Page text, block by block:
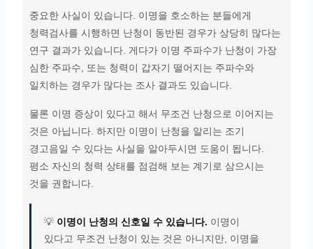
중요한 사실이 있습니다. 이명을 호소하는 분들에게
청력검사를 시행하면 난청이 동반된 경우가 상당히 많다는
연구 결과가 있습니다. 게다가 이명 주파수가 난청이 가장
심한 주파수, 또는 청력이 갑자기 떨어지는 주파수와
일치하는 경우가 많다는 조사 결과도 있습니다.
물론 이명 증상이 있다고 해서 무조건 난청으로 이어지는
것은 아닙니다. 하지만 이명이 난청을 알리는 조기
경고음일 수 있다는 사실을 알아두시면 도움이 됩니다.
평소 자신의 청력 상태를 점검해 보는 계기로 삼으시는
것을 권합니다.
💡 이명이 난청의 신호일 수 있습니다. 이명이
있다고 무조건 난청이 있는 것은 아니지만, 이명을